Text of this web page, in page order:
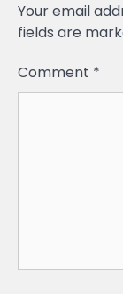
Your email
fields are
Comment *